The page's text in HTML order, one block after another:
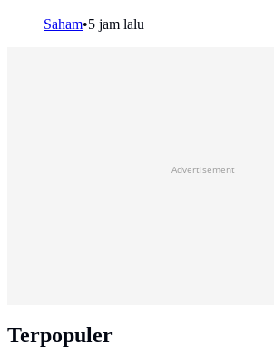
Saham•5 jam lalu
Advertisement
Terpopuler